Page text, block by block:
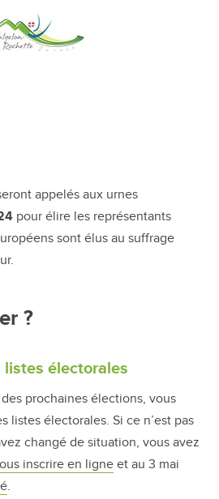
appelés aux urnes
pour élire les représentants
sont élus au suffrage
?
électorales
prochaines élections, vous
listes électorales. Si ce n’est pas
changé de situation, vous avez
inscrire en ligneet au 3 mai
.